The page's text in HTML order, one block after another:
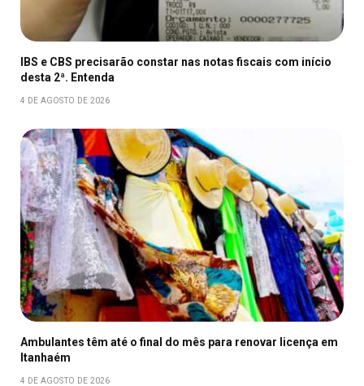
IBS e CBS precisarão constar nas notas fiscais com início
desta 2ª. Entenda
4 DE AGOSTO DE 2026
Ambulantes têm até o final do mês para renovar licença em
Itanhaém
4 DE AGOSTO DE 2026